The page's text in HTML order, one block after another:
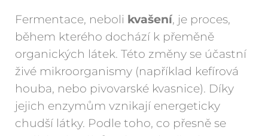
Fermentace, neboli kvašení, je proces,
během kterého dochází k přeměně
organických látek. Této změny se účastní
živé mikroorganismy (například kefírová
houba, nebo pivovarské kvasnice). Díky
jejich enzymům vznikají energeticky
chudší látky. Podle toho, co přesně se